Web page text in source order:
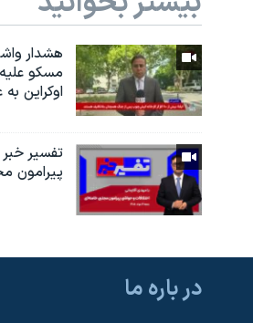
هشدار
مسکو
اوکراین
تفسیر
پیرامون
در باره ما